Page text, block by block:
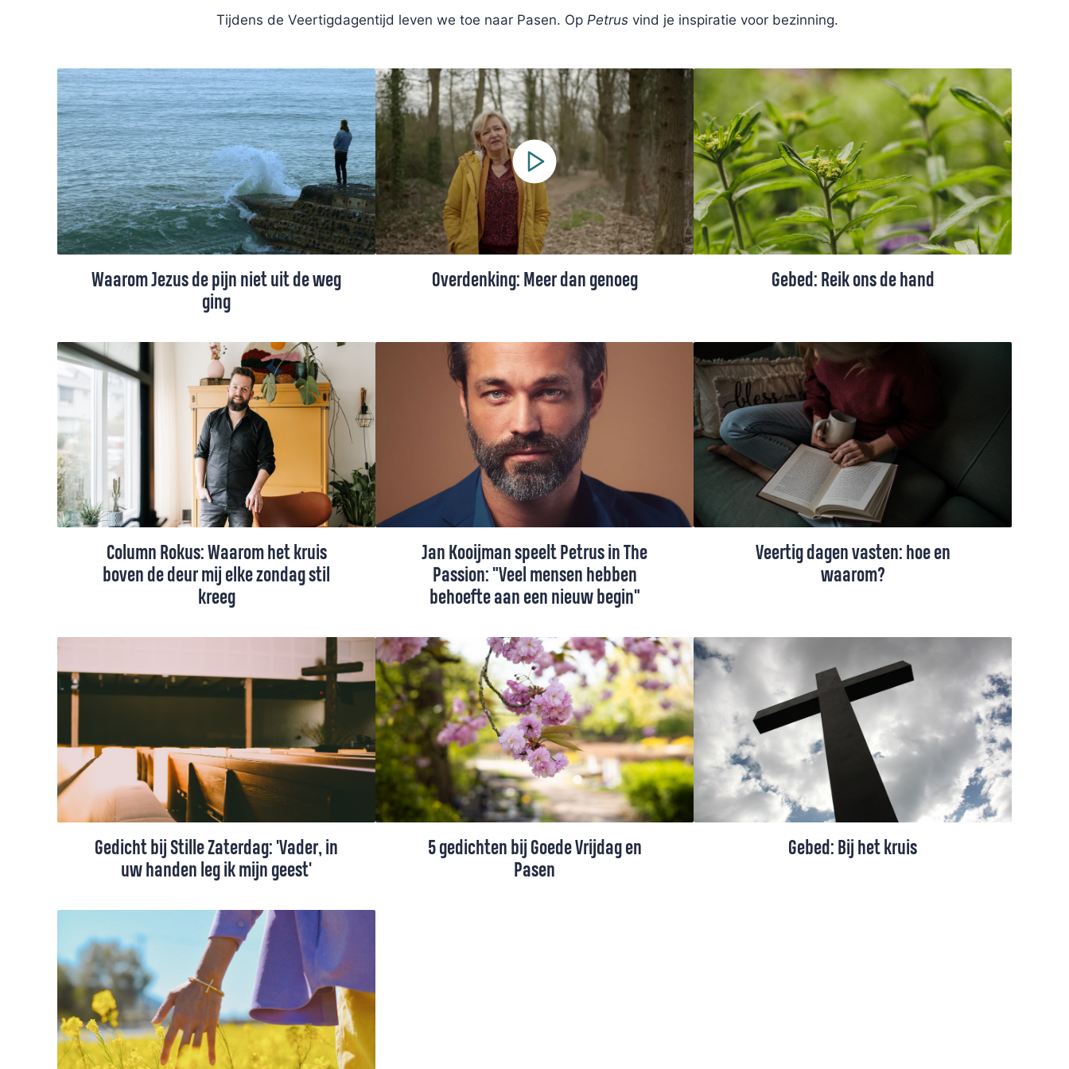
Tijdens de Veertigdagentijd leven we toe naar Pasen. Op Petrus vind je inspiratie voor bezinning.
Waarom Jezus de pijn niet uit de weg
ging
We zouden de schaamte en wrok, de
blauwe plekken, de moeilijke dingen in ons
leven vaak het liefst onder het kleed willen
vegen, schrijft Wim Beekman. Maar Jezus
doet wat anders...
Overdenking: Meer dan genoeg
Pesse over tekortschieten en alles wat
verloren voelt, én over een nieuw
perspectief.
Gebed: Reik ons de hand
Column Rokus: Waarom het kruis
boven de deur mij elke zondag stil
kreeg
In bijna elk kerkgebouw is het kruis als
symbool te vinden. Voor Rokus kreeg het
opnieuw betekenis toen het kruis na een
verhuizing van het kerkgebouw een andere
Jan Kooijman speelt Petrus in The
Passion: "Veel mensen hebben
behoefte aan een nieuw begin"
In 2020 vond The Passion in Roermond
plaats, met acteur Jan Kooijman in de rol
van Petrus. Zelf is hij niet religieus, maar de
verhalen uit de Bijbel kent hij goed. “Op de
basisschool kreeg ik elke week
godsdienstles, ik ben er dus mee
opgegroeid.”
Veertig dagen vasten: hoe en
waarom?
Veertigdagentijd. Waarom zou je dat doen?
vasten?
Gedicht bij Stille Zaterdag: 'Vader, in
uw handen leg ik mijn geest'
Het wordt stil, oorverdovend stil. Dit is een
gedicht bij Stille Zaterdag, de dag voor
Pasen.
5 gedichten bij Goede Vrijdag en
Pasen
Gebed: Bij het kruis